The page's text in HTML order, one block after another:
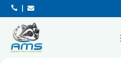
 